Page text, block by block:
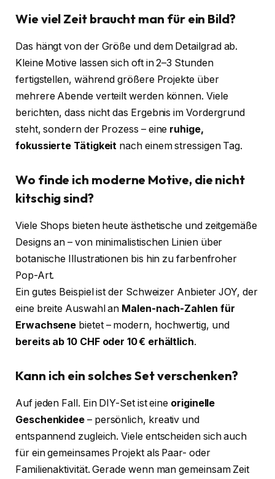
Wie viel Zeit braucht man für ein Bild?
Das hängt von der Größe und dem Detailgrad ab.
Kleine Motive lassen sich oft in 2–3 Stunden
fertigstellen, während größere Projekte über
mehrere Abende verteilt werden können. Viele
berichten, dass nicht das Ergebnis im Vordergrund
steht, sondern der Prozess – eine ruhige,
fokussierte Tätigkeit nach einem stressigen Tag.
Wo finde ich moderne Motive, die nicht
kitschig sind?
Viele Shops bieten heute ästhetische und zeitgemäße
Designs an – von minimalistischen Linien über
botanische Illustrationen bis hin zu farbenfroher
Pop-Art.
Ein gutes Beispiel ist der Schweizer Anbieter JOY, der
eine breite Auswahl an Malen-nach-Zahlen für
Erwachsene bietet – modern, hochwertig, und
bereits ab 10 CHF oder 10 € erhältlich.
Kann ich ein solches Set verschenken?
Auf jeden Fall. Ein DIY-Set ist eine originelle
Geschenkidee – persönlich, kreativ und
entspannend zugleich. Viele entscheiden sich auch
für ein gemeinsames Projekt als Paar- oder
Familienaktivität. Gerade wenn man gemeinsam Zeit